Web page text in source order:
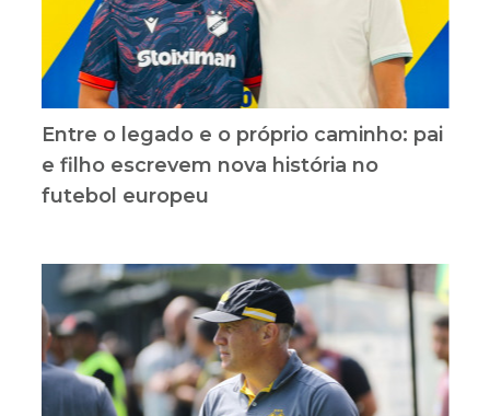
Entre o legado e o próprio caminho: pai
e filho escrevem nova história no
futebol europeu